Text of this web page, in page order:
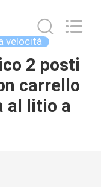
velocità
2 posti
carrello
al litio a